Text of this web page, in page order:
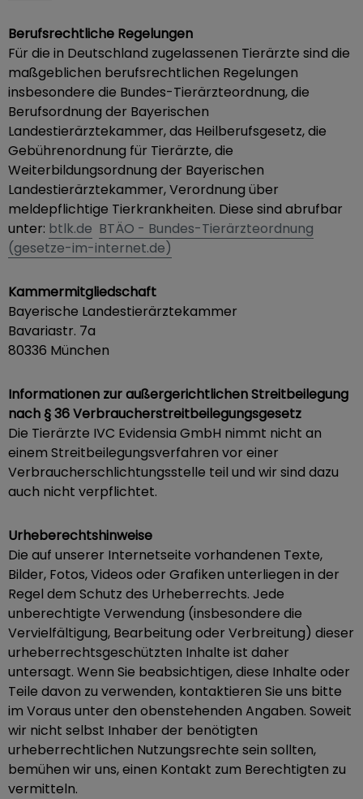
Berufsrechtliche Regelungen
Für die in Deutschland zugelassenen Tierärzte sind die
maßgeblichen berufsrechtlichen Regelungen
insbesondere die Bundes-Tierärzteordnung, die
Berufsordnung der Bayerischen
Landestierärztekammer, das Heilberufsgesetz, die
Gebührenordnung für Tierärzte, die
Weiterbildungsordnung der Bayerischen
Landestierärztekammer, Verordnung über
meldepflichtige Tierkrankheiten. Diese sind abrufbar
unter: btlk.de BTÄO - Bundes-Tierärzteordnung
(gesetze-im-internet.de)
Kammermitgliedschaft
Bayerische Landestierärztekammer
Bavariastr. 7a
80336 München
Informationen zur außergerichtlichen Streitbeilegung
nach § 36 Verbraucherstreitbeilegungsgesetz
Die Tierärzte IVC Evidensia GmbH nimmt nicht an
einem Streitbeilegungsverfahren vor einer
Verbraucherschlichtungsstelle teil und wir sind dazu
auch nicht verpflichtet.
Urheberechtshinweise
Die auf unserer Internetseite vorhandenen Texte,
Bilder, Fotos, Videos oder Grafiken unterliegen in der
Regel dem Schutz des Urheberrechts. Jede
unberechtigte Verwendung (insbesondere die
Vervielfältigung, Bearbeitung oder Verbreitung) dieser
urheberrechtsgeschützten Inhalte ist daher
untersagt. Wenn Sie beabsichtigen, diese Inhalte oder
Teile davon zu verwenden, kontaktieren Sie uns bitte
im Voraus unter den obenstehenden Angaben. Soweit
wir nicht selbst Inhaber der benötigten
urheberrechtlichen Nutzungsrechte sein sollten,
bemühen wir uns, einen Kontakt zum Berechtigten zu
vermitteln.